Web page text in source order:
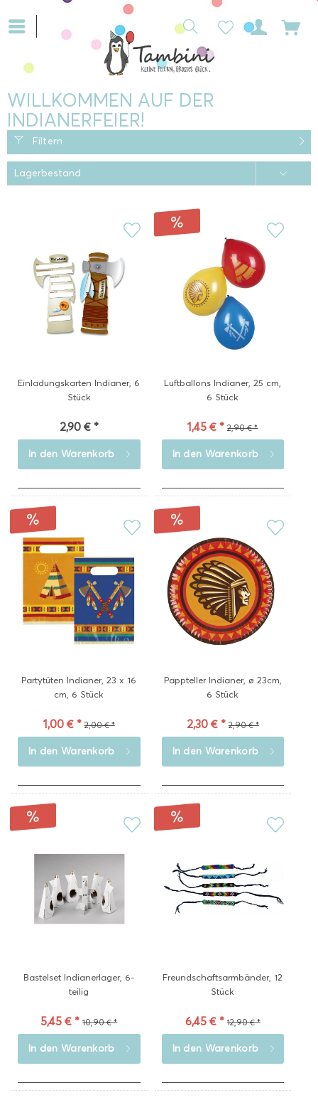
WILLKOMMEN AUF DER
INDIANERFEIER!
Filtern
Einladungskarten Indianer, 6
Stück
2,90 € *
In den Warenkorb
Luftballons Indianer, 25 cm,
6 Stück
1,45 € * 2,90 € *
In den Warenkorb
Partytüten Indianer, 23 x 16
cm, 6 Stück
1,00 € * 2,00 € *
In den Warenkorb
Pappteller Indianer, ø 23cm,
6 Stück
2,30 € * 2,90 € *
In den Warenkorb
Bastelset Indianerlager, 6-
teilig
5,45 € * 10,90 € *
In den Warenkorb
Freundschaftsarmbänder, 12
Stück
6,45 € * 12,90 € *
In den Warenkorb